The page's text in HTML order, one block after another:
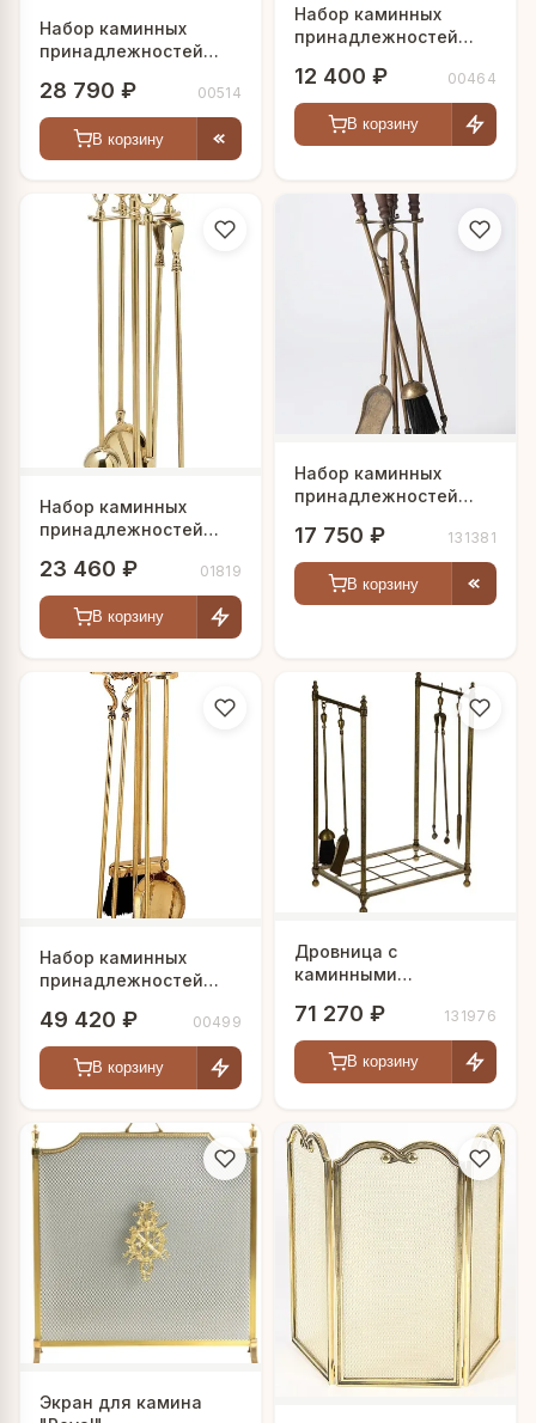
Набор каминных
принадлежностей
28 790 ₽ 00514
В корзину
Набор каминных
принадлежностей
12 400 ₽ 00464
В корзину
Набор каминных
принадлежностей
23 460 ₽ 01819
В корзину
Набор каминных
принадлежностей
17 750 ₽ 131381
В корзину
Набор каминных
принадлежностей
49 420 ₽ 00499
В корзину
Дровница с
каминными
"Bronze"
71 270 ₽ 131976
В корзину
Экран для камина